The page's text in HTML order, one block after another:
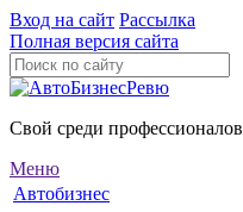
Вход на сайт Рассылка
Полная версия сайта
Свой среди профессионалов
Меню
Автобизнес